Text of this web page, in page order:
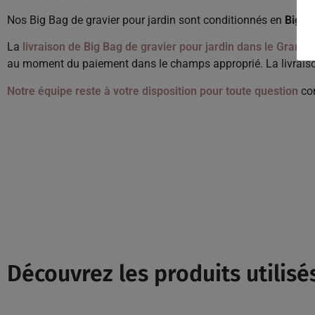
Nos Big Bag de gravier pour jardin sont conditionnés en Big
La livraison de Big Bag de gravier pour jardin dans le Grand-
au moment du paiement dans le champs approprié. La
Notre équipe reste à votre disposition pour toute question
Découvrez les produits